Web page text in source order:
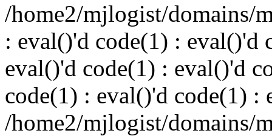
/home2/mjlogist/domains/
: eval()'d code(1) : eval()'d
eval()'d code(1) : eval()'d
code(1) : eval()'d code(1) :
/home2/mjlogist/domains/